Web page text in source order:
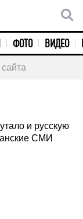
ФОТО ВИДЕО
и русскую
СМИ